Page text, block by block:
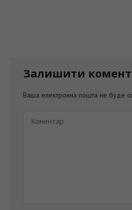
Залишити
Ваша електронна пошта не буде